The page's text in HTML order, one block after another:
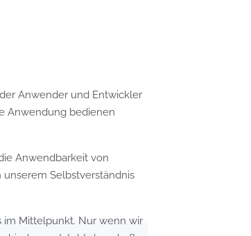
Anwender und Entwickler
Anwendung bedienen
Anwendbarkeit von
unserem Selbstverständnis
im Mittelpunkt. Nur wenn wir